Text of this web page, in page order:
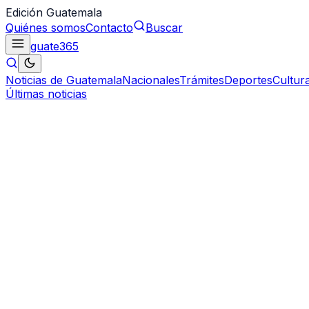
Edición Guatemala
Quiénes somosContacto
Buscar
guate365
Noticias de GuatemalaNacionalesTrámitesDeportes
Últimas noticias